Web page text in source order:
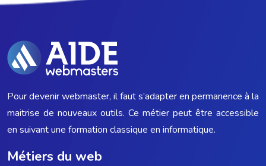
Pour devenir webmaster, il faut s’adapter en permanence à la
maitrise de nouveaux outils. Ce métier peut être accessible
en suivant une formation classique en informatique.
Métiers du web